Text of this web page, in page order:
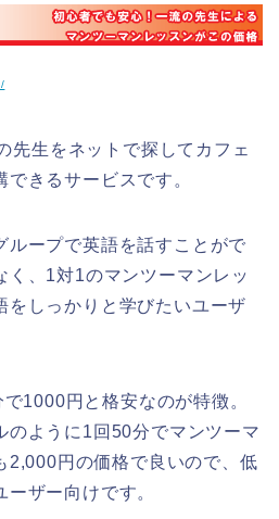
先生をネットで探してカフェ
きるサービスです。
ループで英語を話すことがで
く、1対1のマンツーマンレッ
をしっかりと学びたいユーザ
1000円と格安なのが特徴。
のように1回50分でマンツーマ
2,000円の価格で良いので、低
ザー向けです。